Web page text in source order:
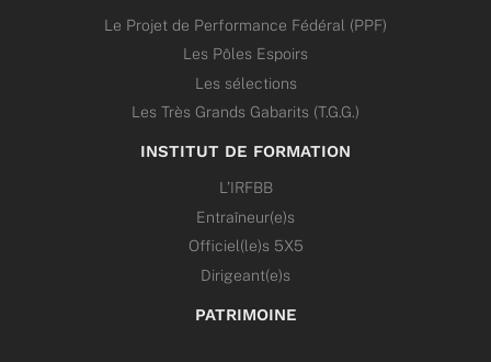
Le Projet de Performance Fédéral (PPF)
Les Pôles Espoirs
Les sélections
Les Très Grands Gabarits (T.G.G.)
INSTITUT DE FORMATION
L’IRFBB
Entraîneur(e)s
Officiel(le)s 5X5
Dirigeant(e)s
PATRIMOINE